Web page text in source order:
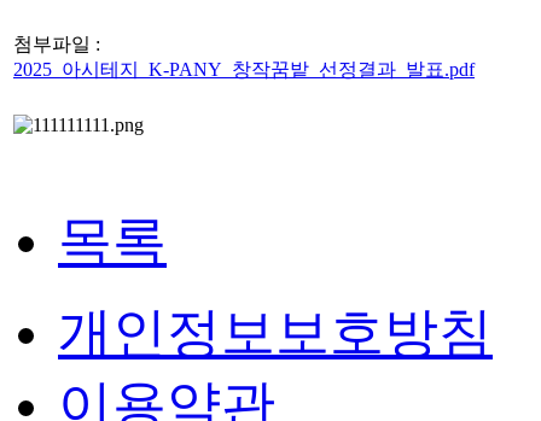
첨부파일 :
2025_아시테지_K-PANY_창작꿈밭_선정결과_발표.pdf
목록
개인정보보호방침
이용약관